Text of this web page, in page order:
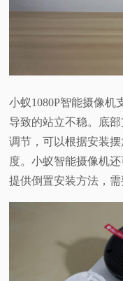
小蚁1080P智能摄像机
导致的站立不稳。底
调节，可以根据安装
度。小蚁智能摄像机
提供倒置安装方法，需